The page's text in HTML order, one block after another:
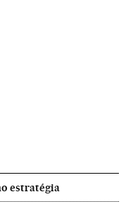
estratégia